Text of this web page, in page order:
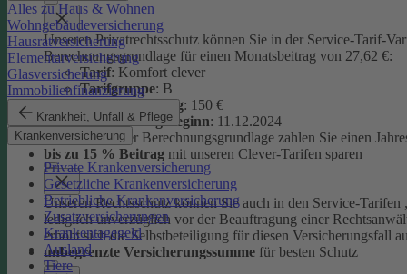
Alles zu Haus & Wohnen
Wohngebäudeversicherung
Hausratversicherung
Elementarversicherung
Glasversicherung
Immobilienfinanzierung
Krankheit, Unfall & Pflege
Krankenversicherung
Private Krankenversicherung
Gesetzliche Krankenversicherung
Betriebliche Krankenversicherung
Zusatzversicherungen
Krankentagegeld
Ausland
Tiere
Unseren Privatrechtsschutz können Sie in der Service-Tarif-
Berechnungsgrundlage für einen Monatsbeitrag von 27,62 €:
Tarif: Komfort clever
Tarifgruppe: B
Selbstbeteiligung: 150 €
Versicherungsbeginn: 11.12.2024
Auf Basis dieser Berechnungsgrundlage zahlen Sie einen
bis zu 15 % Beitrag mit unseren Clever-Tarifen sparen
Unseren Rechtsschutz können Sie auch in den Service-
lediglich unverzüglich vor der Beauftragung einer
erhöht sich die Selbstbeteiligung für diesen Versicherungsfall
unbegrenzte Versicherungssumme für besten Schutz